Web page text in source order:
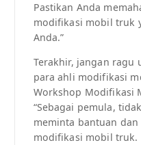
Pastikan Anda
modifikasi mobil truk
Anda.”
Terakhir, jangan ragu
para ahli modifikasi
Workshop Modifikasi
“Sebagai pemula,
meminta bantuan
modifikasi mobil truk.